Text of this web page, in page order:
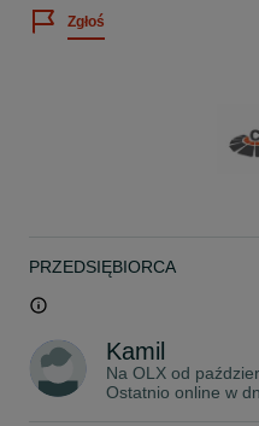
powierzchnia kostki gładka
Towar jest nowy
Podana cena dotyczy 1 m2.
Zgłoś
PRZEDSIĘBIORCA
Kamil
Na OLX od
Ostatnio online w